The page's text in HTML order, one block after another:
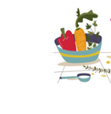
เปรียบเที
เปรียบเ
เปรียบเ
สร้าง